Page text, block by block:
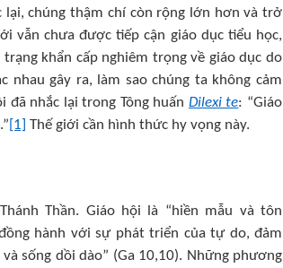
chúng thậm chí còn rộng lớn hơn và trở
vẫn chưa được tiếp cận giáo dục tiểu học,
khẩn cấp nghiêm trọng về giáo dục do
nhau gây ra, làm sao chúng ta không cảm
nhắc lại trong Tông huấn Dilexi te: “Giáo
[1] Thế giới cần hình thức hy vọng này.
Thần. Giáo hội là “hiền mẫu và tôn
hành với sự phát triển của tự do, đảm
sống dồi dào” (Ga 10,10). Những phương